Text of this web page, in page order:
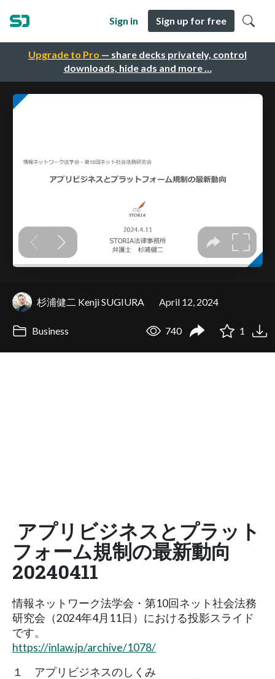
Upgrade to Pro — share decks privately, control
downloads, hide ads and more …
Sign in Sign up for free
杉浦健二 Kenji SUGIURA April 12, 2024
Business 740 1
アプリビジネスとプラット
フォーム規制の最新動向
20240411
情報ネットワーク法学会・第10回ネット社会法務
研究会（2024年4月11日）における投影スライド
です。
https://inlaw.jp/archive/1078/
１ アプリビジネスのしくみ